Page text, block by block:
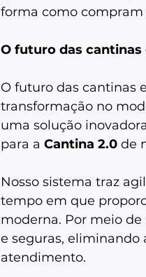
forma como compram
O futuro das
O futuro das cantinas
transformação no
uma solução
para a Cantina 2.0 de
Nosso sistema traz
tempo em que
moderna. Por meio
e seguras, eliminando
atendimento.